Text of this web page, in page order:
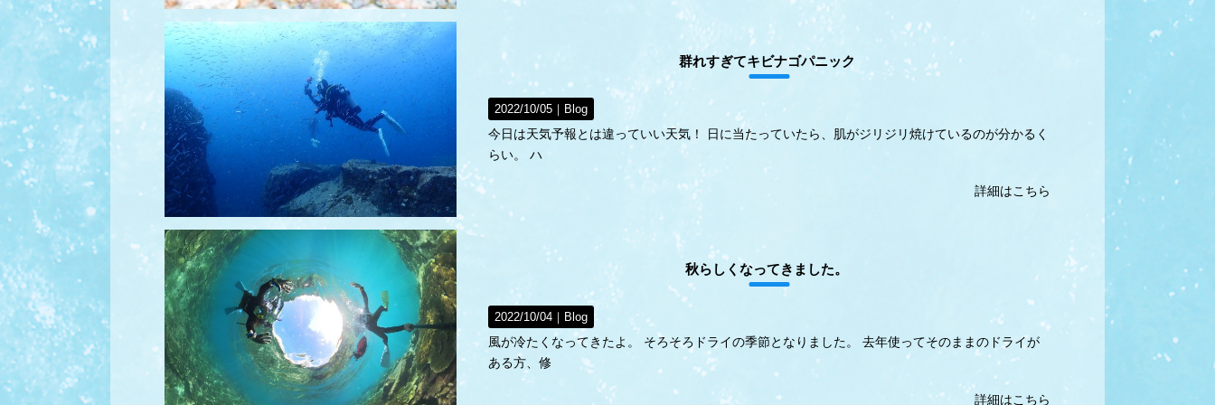
群れすぎてキビナゴパニック
2022/10/05｜ Blog
今日は天気予報とは違っていい天気！ 日に当たっていたら、肌がジリジリ焼けているのが分かるく
らい。 ハ
詳細はこちら
秋らしくなってきました。
2022/10/04｜ Blog
風が冷たくなってきたよ。 そろそろドライの季節となりました。 去年使ってそのままのドライが
ある方、修
詳細はこちら